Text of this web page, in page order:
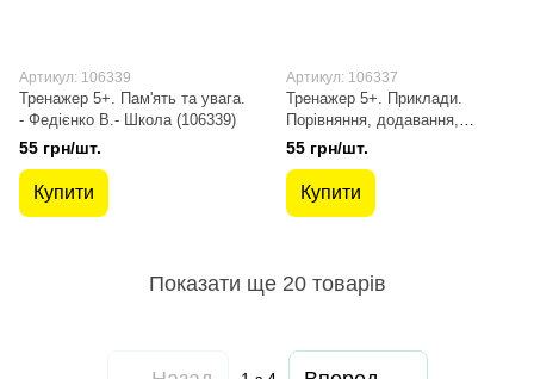
Артикул: 106339
Тренажер 5+. Пам'ять та увага.
- Федієнко В.- Школа (106339)
55 грн/шт.
Купити
Артикул: 106337
Тренажер 5+. Приклади.
Порівняння, додавання,
віднімання. - Федієнко В.-
Школа (106337)
55 грн/шт.
Купити
Показати ще 20 товарів